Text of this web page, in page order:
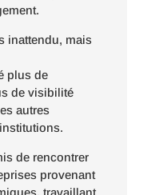
inattendu, mais
plus de
de visibilité
autres
de rencontrer
provenant
travaillant